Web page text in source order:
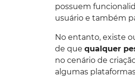
possuem
usuário e também
No entanto, existe
de que qualquer
no cenário de
algumas